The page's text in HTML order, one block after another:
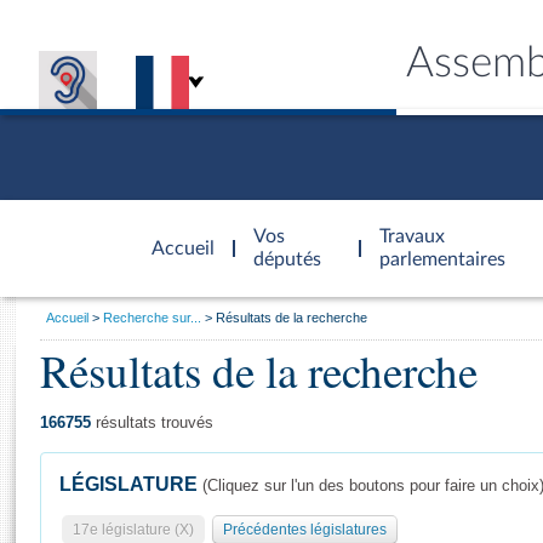
Accueil
d'accueil
Vos
députés
Travaux
parlementaires
Général
Vous
Accueil Recherche sur... Résultats de la recherche
Résultats de la recherche
166755 résultats trouvés
LÉGISLATURE (Cliquez sur l'un des boutons pour faire un choix)
17e législature (X) Précédentes législatures